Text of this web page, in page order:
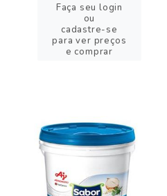
Faça seu login
ou
cadastre-se
para ver preços
e comprar